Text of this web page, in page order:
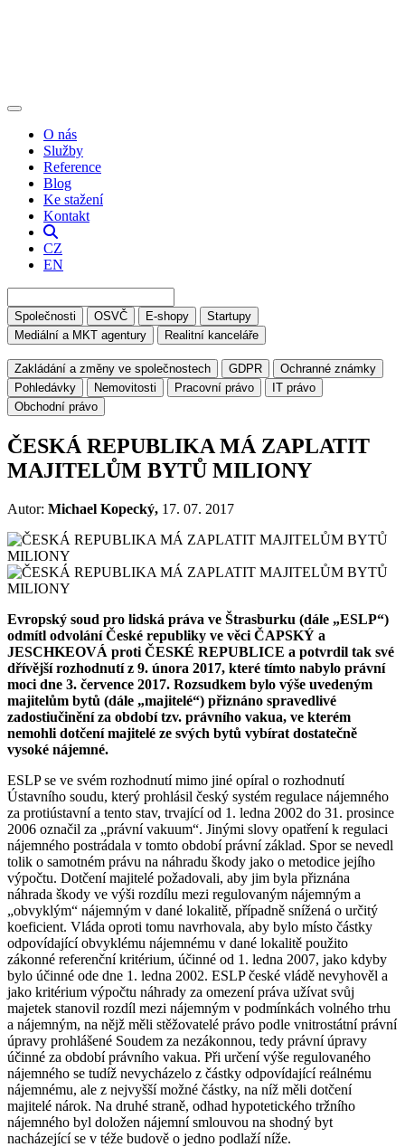
O nás
Služby
Reference
Blog
Ke stažení
Kontakt
CZ
EN
Společnosti OSVČ E-shopy
Startupy
Mediální a MKT agentury
Realitní kanceláře
Zakládání a změny ve společnostech GDPR
Ochranné známky
Pohledávky
Nemovitosti Pracovní právo
IT právo
Obchodní právo
ČESKÁ REPUBLIKA MÁ ZAPLATIT
MAJITELŮM BYTŮ MILIONY
Autor: Michael Kopecký, 17. 07. 2017
Evropský soud pro lidská práva ve Štrasburku (dále „ESLP“)
odmítl odvolání České republiky ve věci ČAPSKÝ a
JESCHKEOVÁ proti ČESKÉ REPUBLICE a potvrdil tak své
dřívější rozhodnutí z 9. února 2017, které tímto nabylo právní
moci dne 3. července 2017. Rozsudkem bylo výše uvedeným
majitelům bytů (dále „majitelé“) přiznáno spravedlivé
zadostiučinění za období tzv. právního vakua, ve kterém
nemohli dotčení majitelé ze svých bytů vybírat dostatečně
vysoké nájemné.
ESLP se ve svém rozhodnutí mimo jiné opíral o rozhodnutí
Ústavního soudu, který prohlásil český systém regulace nájemného
za protiústavní a tento stav, trvající od 1. ledna 2002 do 31. prosince
2006 označil za „právní vakuum“. Jinými slovy opatření k regulaci
nájemného postrádala v tomto období právní základ. Spor se nevedl
tolik o samotném právu na náhradu škody jako o metodice jejího
výpočtu. Dotčení majitelé požadovali, aby jim byla přiznána
náhrada škody ve výši rozdílu mezi regulovaným nájemným a
„obvyklým“ nájemným v dané lokalitě, případně snížená o určitý
koeficient. Vláda oproti tomu navrhovala, aby bylo místo částky
odpovídající obvyklému nájemnému v dané lokalitě použito
zákonné referenční kritérium, účinné od 1. ledna 2007, jako kdyby
bylo účinné ode dne 1. ledna 2002. ESLP české vládě nevyhověl a
jako kritérium výpočtu náhrady za omezení práva užívat svůj
majetek stanovil rozdíl mezi nájemným v podmínkách volného trhu
a nájemným, na nějž měli stěžovatelé právo podle vnitrostátní právní
úpravy prohlášené Soudem za nezákonnou, tedy právní úpravy
účinné za období právního vakua. Při určení výše regulovaného
nájemného se tudíž nevycházelo z částky odpovídající reálnému
nájemnému, ale z nejvyšší možné částky, na níž měli dotčení
majitelé nárok. Na druhé straně, odhad hypotetického tržního
nájemného byl doložen nájemní smlouvou na shodný byt
nacházející se v téže budově o jedno podlaží níže.